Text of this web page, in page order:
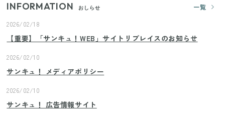
INFORMATION おしらせ
一覧
2026/02/18
【重要】「サンキュ！WEB」サイトリプレイスのお知らせ
2026/02/10
サンキュ！ メディアポリシー
2026/02/10
サンキュ！ 広告情報サイト